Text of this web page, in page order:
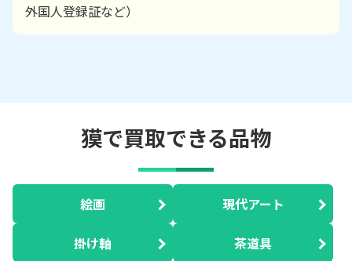
外国人登録証など）
獏で買取できる品物
絵画 現代アート
掛け軸 茶道具